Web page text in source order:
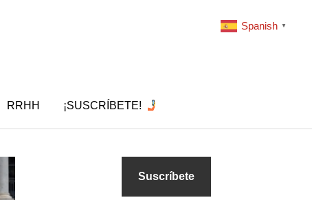
Spanish ▼
RRHH ¡SUSCRÍBETE!
Suscríbete